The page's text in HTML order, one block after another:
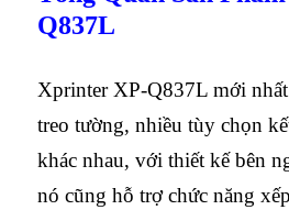
Q837L
Xprinter XP-Q837L mới
treo tường, nhiều tùy chọn
khác nhau, với thiết kế bên
nó cũng hỗ trợ chức năng